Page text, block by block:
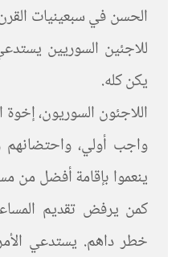
الحسن في سبعينيات
للاجئين السوريين
يكن كله.
اللاجئون السوريون، إخوة
واجب أولي،
ينعموا بإقامة أفضل من
كمن يرفض تقديم
خطر داهم. يستدعي